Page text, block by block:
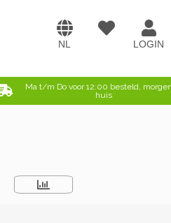
Ma t/m Do voor 12:00 besteld,
huis